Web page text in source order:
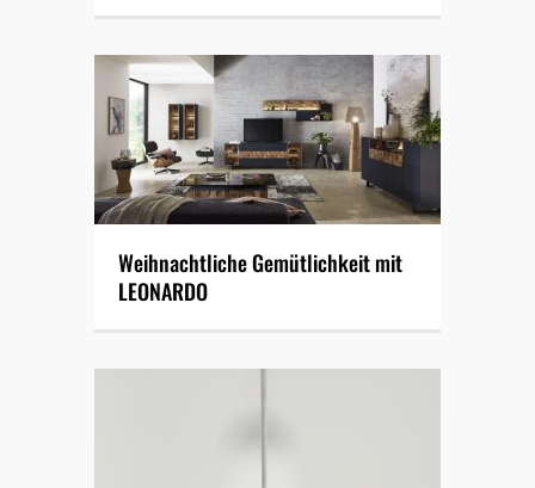
Weihnachtliche Gemütlichkeit mit
LEONARDO